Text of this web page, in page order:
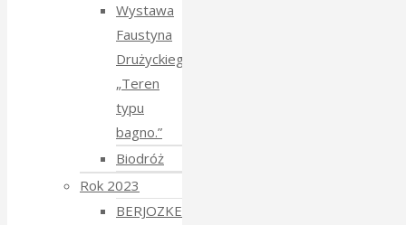
Wystawa
Faustyna
Drużyckiego
„Teren
typu
bagno.”
Biodróż
Rok 2023
BERJOZKELE